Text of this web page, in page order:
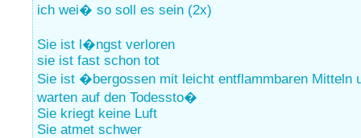
ich wei� so soll es sein (2x)
Sie ist l�ngst verloren
sie ist fast schon tot
Sie ist �bergossen mit leicht entflammbaren Mitteln
warten auf den Todessto�
Sie kriegt keine Luft
Sie atmet schwer